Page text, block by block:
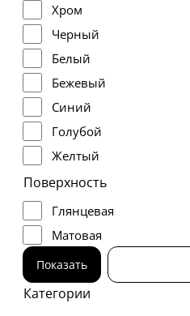
Хром
Черный
Белый
Бежевый
Синий
Голубой
Желтый
Красный
Зеленый
Серый
Бронза
Коричневый
Никель
Поверхность
Глянцевая
Матовая
Показать
Категории